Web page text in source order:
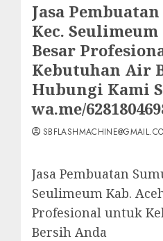
Jasa
Kec. Seulimeum
Besar
Kebutuhan Air
Hubungi Kami
wa.me/
Jasa Pembuatan
Seulimeum Kab.
Profesional untuk
Bersih Anda